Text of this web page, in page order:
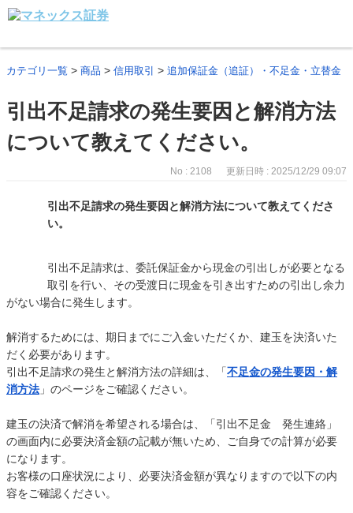
カテゴリ一覧 > 商品 > 信用取引 > 追加保証金（追証）・不足金・立替金
引出不足請求の発生要因と解消方法
について教えてください。
No : 2108 更新日時 : 2025/12/29 09:07
引出不足請求の発生要因と解消方法について教えてくださ
い。
引出不足請求は、委託保証金から現金の引出しが必要となる
取引を行い、その受渡日に現金を引き出すための引出し余力
がない場合に発生します。
解消するためには、期日までにご入金いただくか、建玉を決済いた
だく必要があります。
引出不足請求の発生と解消方法の詳細は、「不足金の発生要因・解
消方法 」のページをご確認ください。
建玉の決済で解消を希望される場合は、「引出不足金 発生連絡」
の画面内に必要決済金額の記載が無いため、ご自身での計算が必要
になります。
お客様の口座状況により、必要決済金額が異なりますので以下の内
容をご確認ください。